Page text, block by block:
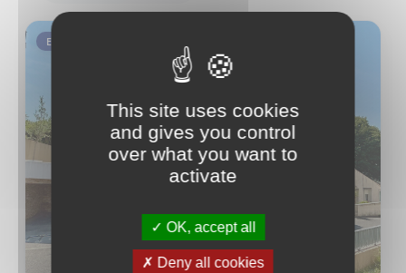
EXCLUSIVITÉ
This site uses cookies
and gives you control
over what you want to
activate
OK, accept all
Deny all cookies